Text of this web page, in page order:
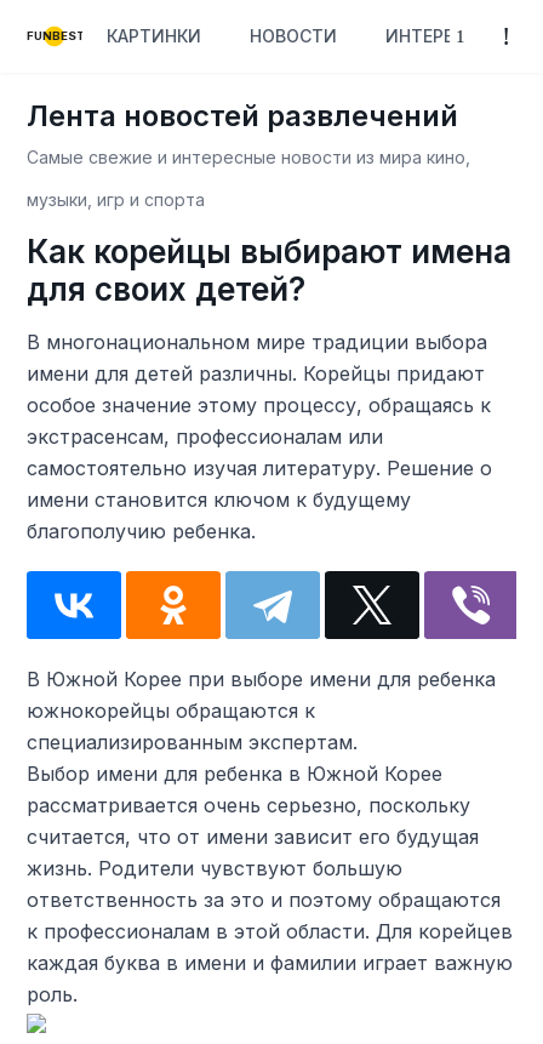
FUNBEST КАРТИНКИ НОВОСТИ ИНТЕРЕСНОЕ
Лента новостей развлечений
Самые свежие и интересные новости из мира кино,
музыки, игр и спорта
Как корейцы выбирают имена
для своих детей?
В многонациональном мире традиции выбора
имени для детей различны. Корейцы придают
особое значение этому процессу, обращаясь к
экстрасенсам, профессионалам или
самостоятельно изучая литературу. Решение о
имени становится ключом к будущему
благополучию ребенка.
В Южной Корее при выборе имени для ребенка
южнокорейцы обращаются к
специализированным экспертам.
Выбор имени для ребенка в Южной Корее
рассматривается очень серьезно, поскольку
считается, что от имени зависит его будущая
жизнь. Родители чувствуют большую
ответственность за это и поэтому обращаются
к профессионалам в этой области. Для корейцев
каждая буква в имени и фамилии играет важную
роль.